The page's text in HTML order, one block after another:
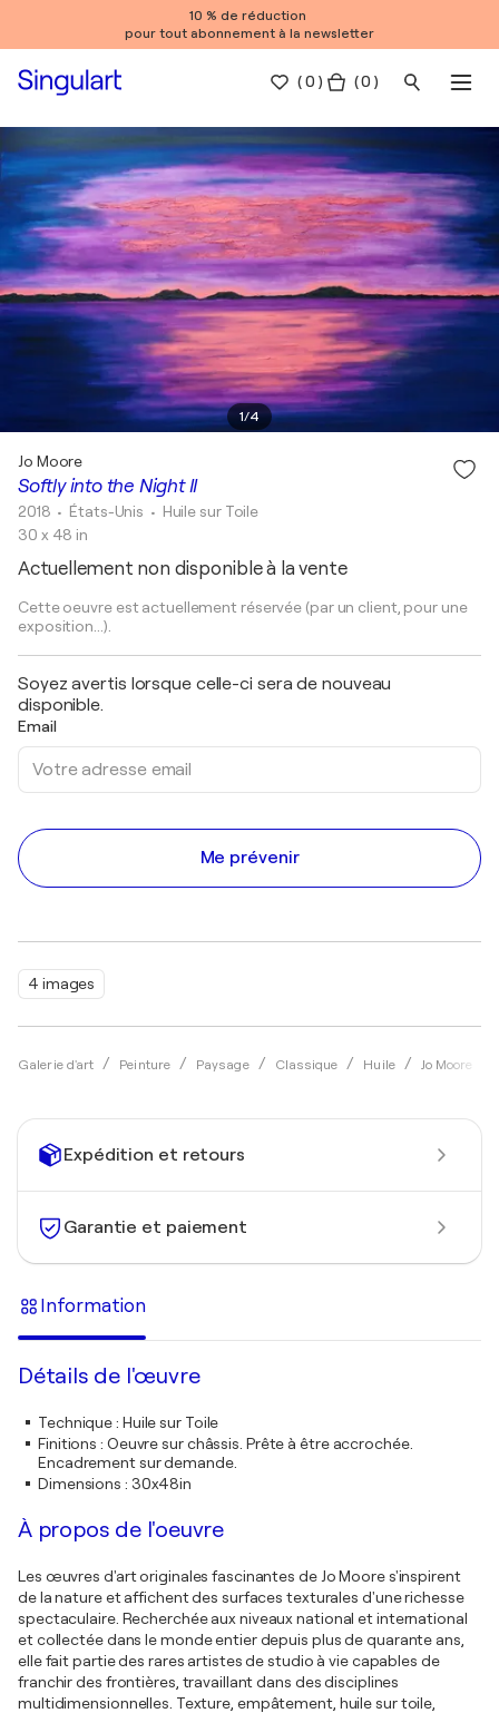
10 % de réduction
pour tout abonnement à la newsletter
(0 ) ( 0 )
1/4
4 images
Galerie d'art Peinture Paysage Classique Huile Jo Moore
Softly into the Night II
Jo Moore
2018 • États-Unis • Huile sur Toile
30 x 48 in
Actuellement non disponible à la vente
Cette oeuvre est actuellement réservée (par un client, pour une
exposition...).
Soyez avertis lorsque celle-ci sera de nouveau
disponible.
Email
Me prévenir
Expédition et retours
Garantie et paiement
Information
Détails de l'œuvre
Technique: Huile sur Toile
Finitions : Oeuvre sur châssis. Prête à être accrochée.
Encadrement sur demande.
Dimensions : 30x48in
À propos de l'oeuvre
Les œuvres d'art originales fascinantes de Jo Moore s'inspirent
de la nature et affichent des surfaces texturales d'une richesse
spectaculaire. Recherchée aux niveaux national et international
et collectée dans le monde entier depuis plus de quarante ans,
elle fait partie des rares artistes de studio à vie capables de
franchir des frontières, travaillant dans des disciplines
multidimensionnelles. Texture, empâtement, huile sur toile,